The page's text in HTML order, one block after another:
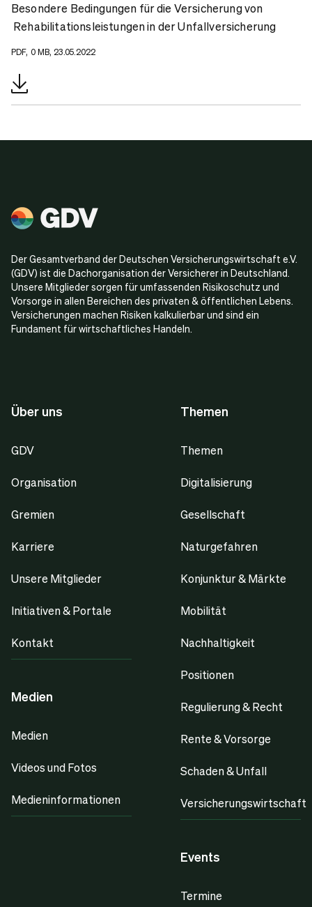
Besondere Bedingungen für die Versicherung von
Rehabilitationsleistungen in der Unfallversicherung
PDF, 0 MB, 23.05.2022
Der Gesamtverband der Deutschen Versicherungswirtschaft e.V.
(GDV) ist die Dachorganisation der Versicherer in Deutschland.
Unsere Mitglieder sorgen für umfassenden Risikoschutz und
Vorsorge in allen Bereichen des privaten & öffentlichen Lebens.
Versicherungen machen Risiken kalkulierbar und sind ein
Fundament für wirtschaftliches Handeln.
Über uns
GDV
Organisation
Gremien
Karriere
Unsere Mitglieder
Initiativen & Portale
Kontakt
Medien
Medien
Videos und Fotos
Medieninformationen
Themen
Themen
Digitalisierung
Gesellschaft
Naturgefahren
Konjunktur & Märkte
Mobilität
Nachhaltigkeit
Positionen
Regulierung & Recht
Rente & Vorsorge
Schaden & Unfall
Versicherungswirtschaft
Events
Termine